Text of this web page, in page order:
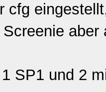
cfg
SP1 und 2